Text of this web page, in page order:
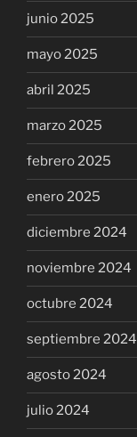
junio 2025
mayo 2025
abril 2025
marzo 2025
febrero 2025
enero 2025
diciembre 2024
noviembre 2024
octubre 2024
septiembre 2024
agosto 2024
julio 2024